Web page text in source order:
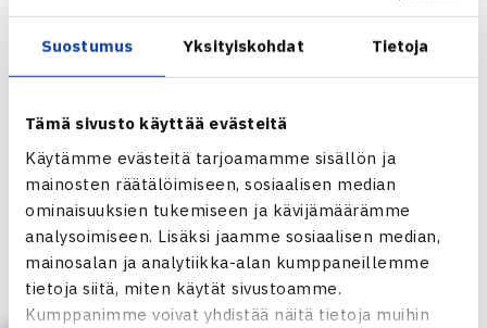
Suostumus Yksityiskohdat Tietoja
Tämä sivusto käyttää evästeitä
Käytämme evästeitä tarjoamamme sisällön ja
mainosten räätälöimiseen, sosiaalisen median
ominaisuuksien tukemiseen ja kävijämäärämme
analysoimiseen. Lisäksi jaamme sosiaalisen median,
mainosalan ja analytiikka-alan kumppaneillemme
tietoja siitä, miten käytät sivustoamme.
Kumppanimme voivat yhdistää näitä tietoja muihin
Jaa: